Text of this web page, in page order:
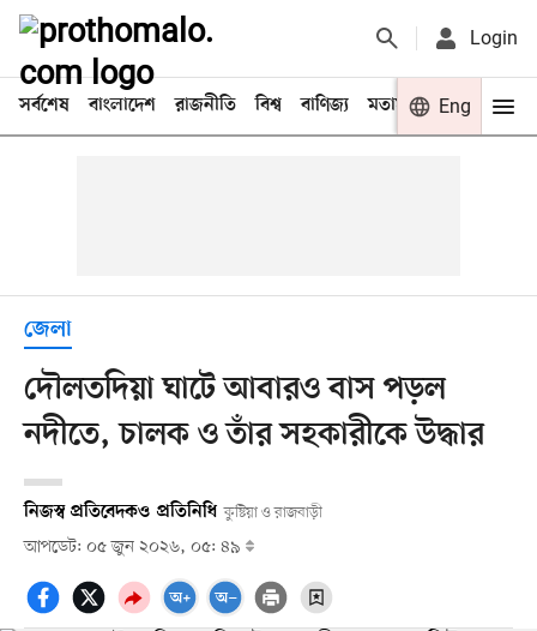
Login
সর্বশেষ বাংলাদেশ রাজনীতি বিশ্ব বাণিজ্য মতামত খেলা
Eng
জেলা
দৌলতদিয়া ঘাটে আবারও বাস পড়ল
নদীতে, চালক ও তাঁর সহকারীকে উদ্ধার
নিজস্ব প্রতিবেদকও প্রতিনিধি কুষ্টিয়া ও রাজবাড়ী
আপডেট: ০৫ জুন ২০২৬, ০৫: ৪৯